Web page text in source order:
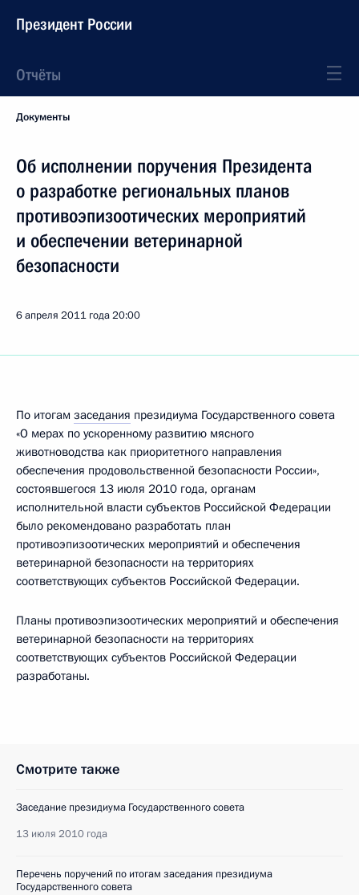
Президент России
Отчёты
Документы
Об исполнении поручения Президента
о разработке региональных планов
противоэпизоотических мероприятий
и обеспечении ветеринарной
безопасности
6 апреля 2011 года20:00
По итогам заседания президиума Государственного совета
«О мерах по ускоренному развитию мясного
животноводства как приоритетного направления
обеспечения продовольственной безопасности России»,
состоявшегося 13 июля 2010 года, органам
исполнительной власти субъектов Российской Федерации
было рекомендовано разработать план
противоэпизоотических мероприятий и обеспечения
ветеринарной безопасности на территориях
соответствующих субъектов Российской Федерации.
Планы противоэпизоотических мероприятий и обеспечения
ветеринарной безопасности на территориях
соответствующих субъектов Российской Федерации
разработаны.
Смотрите также
Заседание президиума Государственного совета
13 июля 2010 года
Перечень поручений по итогам заседания президиума
Государственного совета